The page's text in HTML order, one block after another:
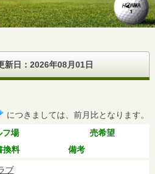
新日： 2026年08月01日
につきましては、前月比となります。
フ場
売希望
換料 備考
ブ